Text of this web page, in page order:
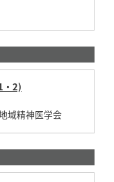
・2)
域精神医学会